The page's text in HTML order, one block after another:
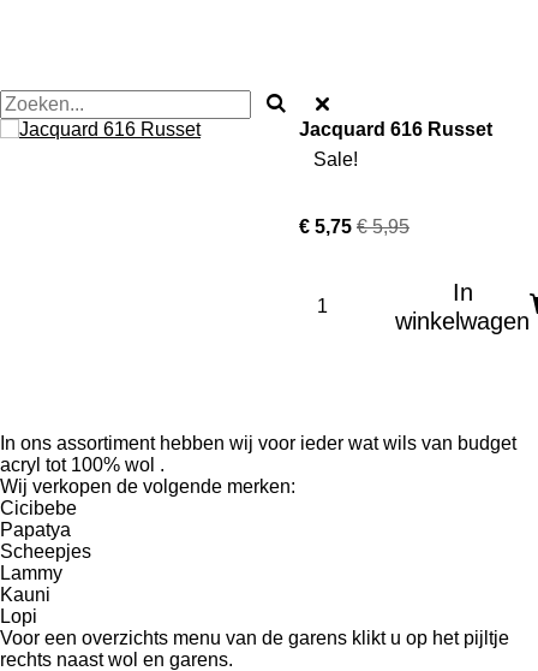
Jacquard 616 Russet
Sale!
€ 5,75 € 5,95
In
winkelwagen
In ons assortiment hebben wij voor ieder wat wils van budget
acryl tot 100% wol .
Wij verkopen de volgende merken:
Cicibebe
Papatya
Scheepjes
Lammy
Kauni
Lopi
Voor een overzichts menu van de garens klikt u op het pijltje
rechts naast wol en garens.